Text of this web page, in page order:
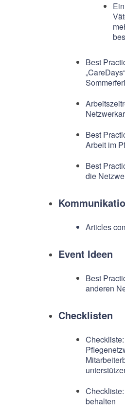
Best
Best
Arbeit im
Best
die
Articles
Event Ideen
Best
anderen
Checklisten
behalten